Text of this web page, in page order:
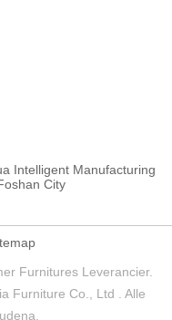
Intelligent Manufacturing
City
Furnitures Leverancier.
Furniture Co., Ltd . Alle